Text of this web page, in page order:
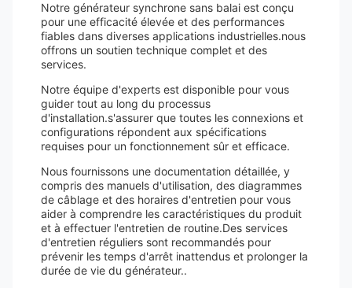
Notre générateur synchrone sans balai est conçu
pour une efficacité élevée et des performances
fiables dans diverses applications industrielles.nous
offrons un soutien technique complet et des
services.
Notre équipe d'experts est disponible pour vous
guider tout au long du processus
d'installation.s'assurer que toutes les connexions et
configurations répondent aux spécifications
requises pour un fonctionnement sûr et efficace.
Nous fournissons une documentation détaillée, y
compris des manuels d'utilisation, des diagrammes
de câblage et des horaires d'entretien pour vous
aider à comprendre les caractéristiques du produit
et à effectuer l'entretien de routine.Des services
d'entretien réguliers sont recommandés pour
prévenir les temps d'arrêt inattendus et prolonger la
durée de vie du générateur..